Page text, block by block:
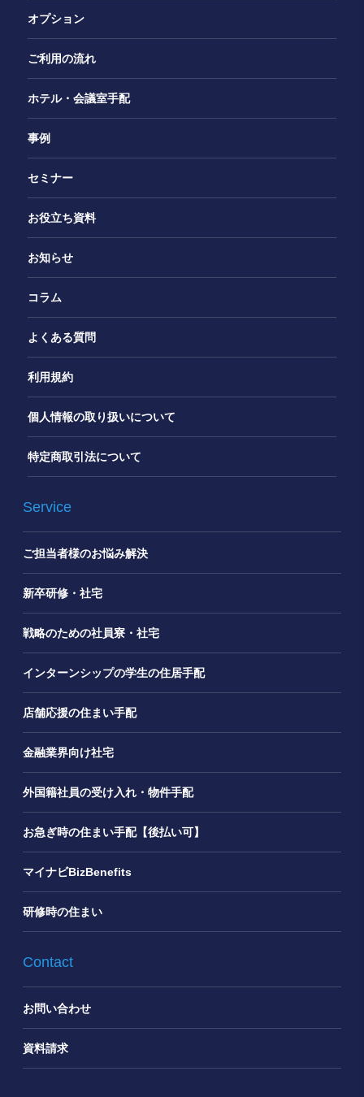
オプション
ご利用の流れ
ホテル・会議室手配
事例
セミナー
お役立ち資料
お知らせ
コラム
よくある質問
利用規約
個人情報の取り扱いについて
特定商取引法について
Service
ご担当者様のお悩み解決
新卒研修・社宅
戦略のための社員寮・社宅
インターンシップの学生の住居手配
店舗応援の住まい手配
金融業界向け社宅
外国籍社員の受け入れ・物件手配
お急ぎ時の住まい手配【後払い可】
マイナビBizBenefits
研修時の住まい
Contact
お問い合わせ
資料請求